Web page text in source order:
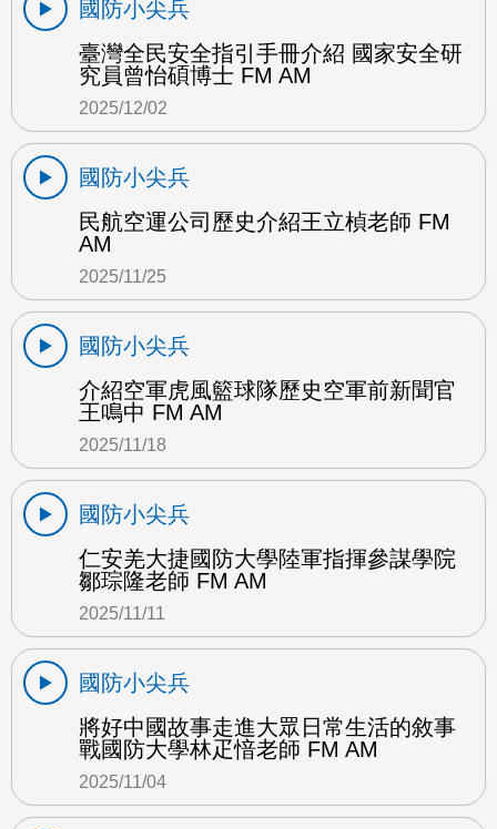
國防小尖兵
臺灣全民安全指引手冊介紹 國家安全研
究員曾怡碩博士 FM AM
2025/12/02
國防小尖兵
民航空運公司歷史介紹王立楨老師 FM
AM
2025/11/25
國防小尖兵
介紹空軍虎風籃球隊歷史空軍前新聞官
王鳴中 FM AM
2025/11/18
國防小尖兵
仁安羌大捷國防大學陸軍指揮參謀學院
鄒琮隆老師 FM AM
2025/11/11
國防小尖兵
將好中國故事走進大眾日常生活的敘事
戰國防大學林疋愔老師 FM AM
2025/11/04